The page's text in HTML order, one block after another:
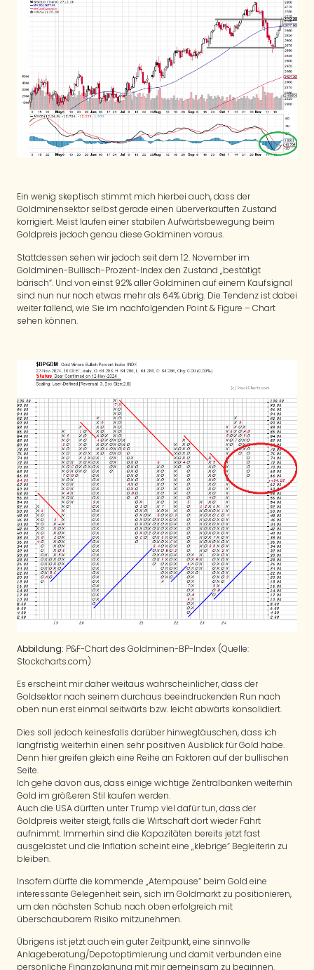
Ein wenig skeptisch stimmt mich hierbei auch, dass der
Goldminensektor selbst gerade einen überverkauften Zustand
korrigiert. Meist laufen einer stabilen Aufwärtsbewegung beim
Goldpreis jedoch genau diese Goldminen voraus.
Stattdessen sehen wir jedoch seit dem 12. November im
Goldminen-Bullisch-Prozent-Index den Zustand „bestätigt
bärisch“. Und von einst 92% aller Goldminen auf einem Kaufsignal
sind nun nur noch etwas mehr als 64% übrig. Die Tendenz ist dabei
weiter fallend, wie Sie im nachfolgenden Point & Figure – Chart
sehen können.
Abbildung: P&F-Chart des Goldminen-BP-Index (Quelle:
Stockcharts.com)
Es erscheint mir daher weitaus wahrscheinlicher, dass der
Goldsektor nach seinem durchaus beeindruckenden Run nach
oben nun erst einmal seitwärts bzw. leicht abwärts konsolidiert.
Dies soll jedoch keinesfalls darüber hinwegtäuschen, dass ich
langfristig weiterhin einen sehr positiven Ausblick für Gold habe.
Denn hier greifen gleich eine Reihe an Faktoren auf der bullischen
Seite.
Ich gehe davon aus, dass einige wichtige Zentralbanken weiterhin
Gold im größeren Stil kaufen werden.
Auch die USA dürften unter Trump viel dafür tun, dass der
Goldpreis weiter steigt, falls die Wirtschaft dort wieder Fahrt
aufnimmt. Immerhin sind die Kapazitäten bereits jetzt fast
ausgelastet und die Inflation scheint eine „klebrige“ Begleiterin zu
bleiben.
Insofern dürfte die kommende „Atempause“ beim Gold eine
interessante Gelegenheit sein, sich im Goldmarkt zu positionieren,
um den nächsten Schub nach oben erfolgreich mit
überschaubarem Risiko mitzunehmen.
Übrigens ist jetzt auch ein guter Zeitpunkt, eine sinnvolle
Anlageberatung/Depotoptimierung und damit verbunden eine
persönliche Finanzplanung mit mir gemeinsam zu beginnen.